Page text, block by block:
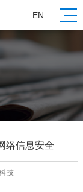
EN
络信息安全
技